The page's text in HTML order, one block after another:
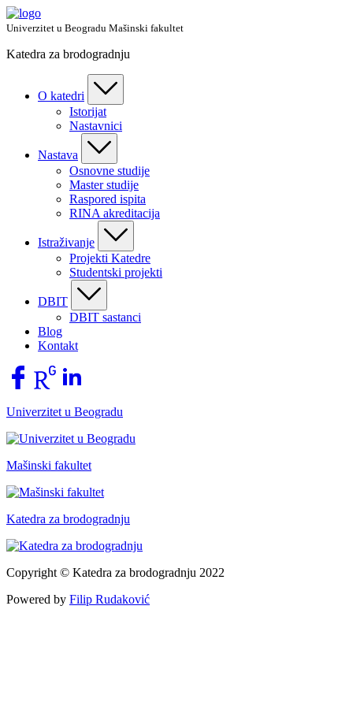
Skip
to
Univerzitet u Beogradu Mašinski fakultet
Katedra za brodogradnju
O katedri
Istorijat
Nastavnici
Nastava
Osnovne studije
Master studije
Raspored ispita
RINA akreditacija
Istraživanje
Projekti Katedre
Studentski projekti
DBIT
DBIT sastanci
Blog
Kontakt
Univerzitet u Beogradu
Mašinski fakultet
Katedra za brodogradnju
Copyright © Katedra za brodogradnju 2022
Powered by Filip Rudaković